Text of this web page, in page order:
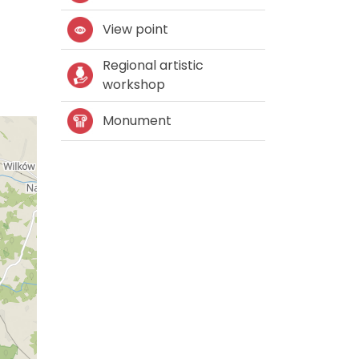
View point
Regional artistic
workshop
Monument